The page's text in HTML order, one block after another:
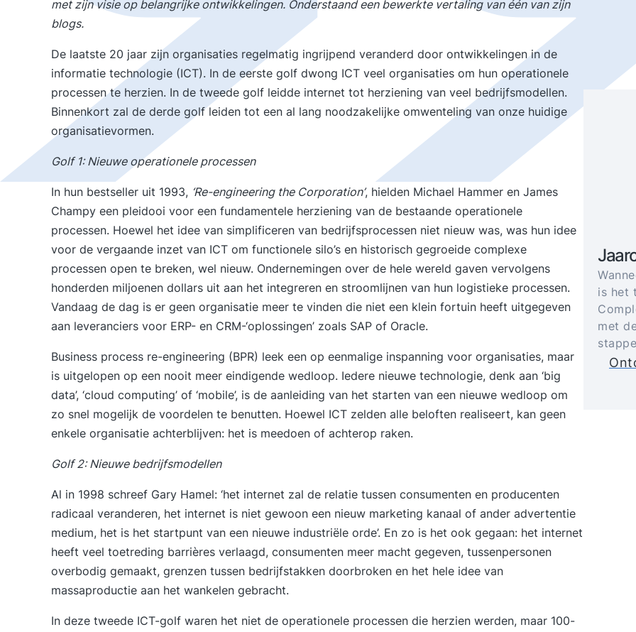
met zijn visie op belangrijke ontwikkelingen. Onderstaand een bewerkte vertaling van één van zijn
blogs.
De laatste 20 jaar zijn organisaties regelmatig ingrijpend veranderd door ontwikkelingen in de
informatie technologie (ICT). In de eerste golf dwong ICT veel organisaties om hun operationele
processen te herzien. In de tweede golf leidde internet tot herziening van veel bedrijfsmodellen.
Binnenkort zal de derde golf leiden tot een al lang noodzakelijke omwenteling van onze huidige
organisatievormen.
Golf 1: Nieuwe operationele processen
In hun bestseller uit 1993, ‘Re-engineering the Corporation’, hielden Michael Hammer en James
Champy een pleidooi voor een fundamentele herziening van de bestaande operationele
processen. Hoewel het idee van simplificeren van bedrijfsprocessen niet nieuw was, was hun idee
voor de vergaande inzet van ICT om functionele silo’s en historisch gegroeide complexe
processen open te breken, wel nieuw. Ondernemingen over de hele wereld gaven vervolgens
honderden miljoenen dollars uit aan het integreren en stroomlijnen van hun logistieke processen.
Vandaag de dag is er geen organisatie meer te vinden die niet een klein fortuin heeft uitgegeven
aan leveranciers voor ERP- en CRM-‘oplossingen’ zoals SAP of Oracle.
Business process re-engineering (BPR) leek een op eenmalige inspanning voor organisaties, maar
is uitgelopen op een nooit meer eindigende wedloop. Iedere nieuwe technologie, denk aan ‘big
data’, ‘cloud computing’ of ‘mobile’, is de aanleiding van het starten van een nieuwe wedloop om
zo snel mogelijk de voordelen te benutten. Hoewel ICT zelden alle beloften realiseert, kan geen
enkele organisatie achterblijven: het is meedoen of achterop raken.
Golf 2: Nieuwe bedrijfsmodellen
Al in 1998 schreef Gary Hamel: ‘het internet zal de relatie tussen consumenten en producenten
radicaal veranderen, het internet is niet gewoon een nieuw marketing kanaal of ander advertentie
medium, het is het startpunt van een nieuwe industriële orde’. En zo is het ook gegaan: het internet
heeft veel toetreding barrières verlaagd, consumenten meer macht gegeven, tussenpersonen
overbodig gemaakt, grenzen tussen bedrijfstakken doorbroken en het hele idee van
massaproductie aan het wankelen gebracht.
In deze tweede ICT-golf waren het niet de operationele processen die herzien werden, maar 100-
is het
met